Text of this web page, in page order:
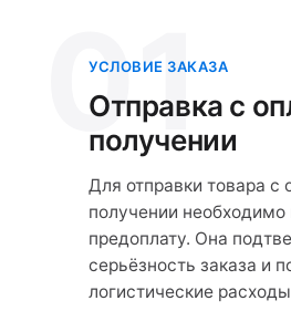
01
УСЛОВИЕ ЗАКАЗА
Отправка с
получении
Для отправки товара с
получении
предоплату. Она
серьёзность заказа и
логистические